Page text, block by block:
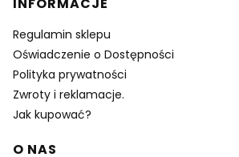
Regulamin sklepu
Oświadczenie o Dostępności
Polityka prywatności
Zwroty i reklamacje.
Jak kupować?
O NAS